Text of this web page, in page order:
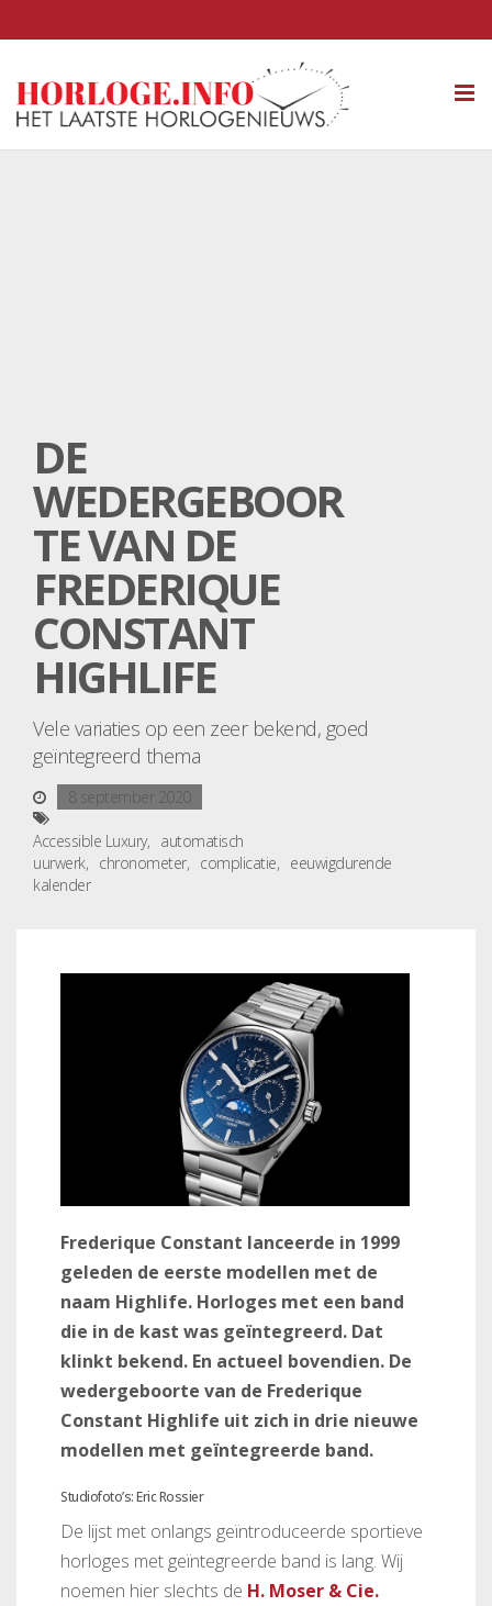
DE
WEDERGEBOOR
TE VAN DE
FREDERIQUE
CONSTANT
HIGHLIFE
Vele variaties op een zeer bekend, goed
geïntegreerd thema
8 september 2020
Accessible Luxury
automatisch
uurwerk
chronometer complicatie
eeuwigdurende
kalender
Frederique Constant lanceerde in 1999
geleden de eerste modellen met de
naam Highlife. Horloges met een band
die in de kast was geïntegreerd. Dat
klinkt bekend. En actueel bovendien. De
wedergeboorte van de Frederique
Constant Highlife uit zich in drie nieuwe
modellen met geïntegreerde band.
Studiofoto’s: Eric Rossier
De lijst met onlangs geïntroduceerde sportieve
horloges met geïntegreerde band is lang. Wij
noemen hier slechts de H. Moser & Cie.